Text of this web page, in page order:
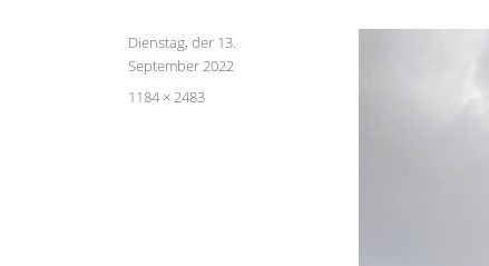
Veröffentlicht
am
Dienstag, der 13.
September 2022
Volle
1184 × 2483